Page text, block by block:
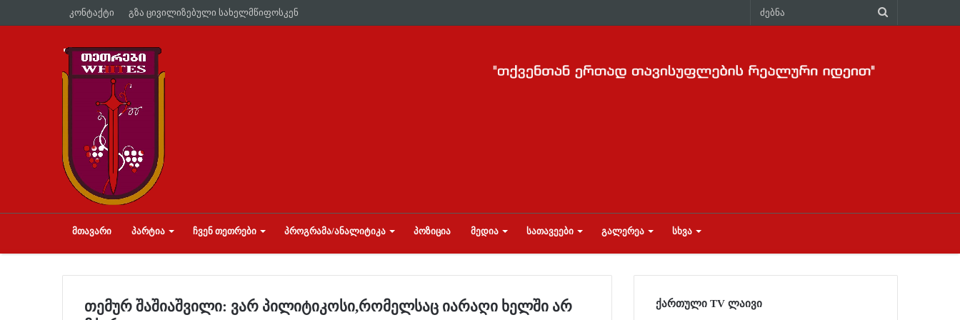
კონტაქტი გზა ცივილიზებული სახელმწიფოსკენ
ᲛᲗᲐᲕᲐᲠᲘ ᲞᲐᲠᲢᲘᲐ ᲩᲕᲔᲜ ᲗᲔᲗᲠᲔᲑᲘ ᲞᲠᲝᲒᲠᲐᲛᲐ/ᲐᲜᲐᲚᲘᲢᲘᲙᲐ ᲞᲝᲖᲘᲪᲘᲐ ᲛᲔᲓᲘᲐ ᲡᲐᲗᲐᲕᲔᲔᲑᲘ ᲒᲐᲚᲔᲠᲔᲐ ᲡᲮᲕᲐ
თემურ შაშიაშვილი: ვარ პილიტიკოსი,რომელსაც იარაღი ხელში არ
ქართული TV ლაივი